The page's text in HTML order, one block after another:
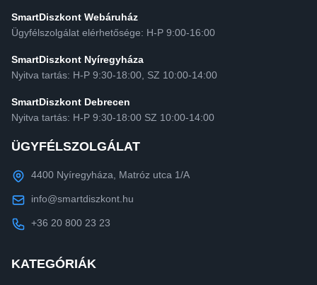
SmartDiszkont Webáruház
Ügyfélszolgálat elérhetősége: H-P 9:00-16:00
SmartDiszkont Nyíregyháza
Nyitva tartás: H-P 9:30-18:00, SZ 10:00-14:00
SmartDiszkont Debrecen
Nyitva tartás: H-P 9:30-18:00 SZ 10:00-14:00
ÜGYFÉLSZOLGÁLAT
4400 Nyíregyháza, Matróz utca 1/A
info@smartdiszkont.hu
+36 20 800 23 23
KATEGÓRIÁK